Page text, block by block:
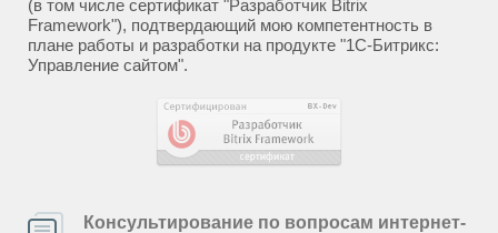
(в том числе сертификат "Разработчик Bitrix
Framework"), подтвердающий мою компетентность в
плане работы и разработки на продукте "1С-Битрикс:
Управление сайтом".
Консультирование по вопросам интернет-